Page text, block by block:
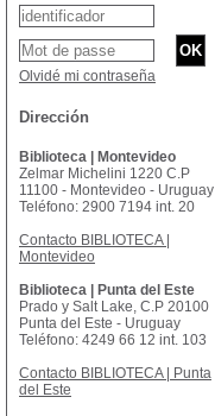
Olvidé mi contraseña
Dirección
Biblioteca | Montevideo
Zelmar Michelini 1220 C.P
11100 - Montevideo - Uruguay
Teléfono: 2900 7194 int. 20
Contacto BIBLIOTECA |
Montevideo
Biblioteca | Punta del Este
Prado y Salt Lake, C.P 20100
Punta del Este - Uruguay
Teléfono: 4249 66 12 int. 103
Contacto BIBLIOTECA | Punta
del Este